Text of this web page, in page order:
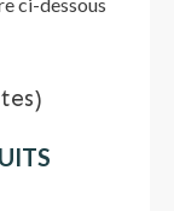
ci-dessous